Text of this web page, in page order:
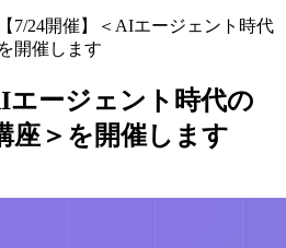
【7/24開催】＜AIエージェント時代
開催します
エージェント時代の
座＞を開催します